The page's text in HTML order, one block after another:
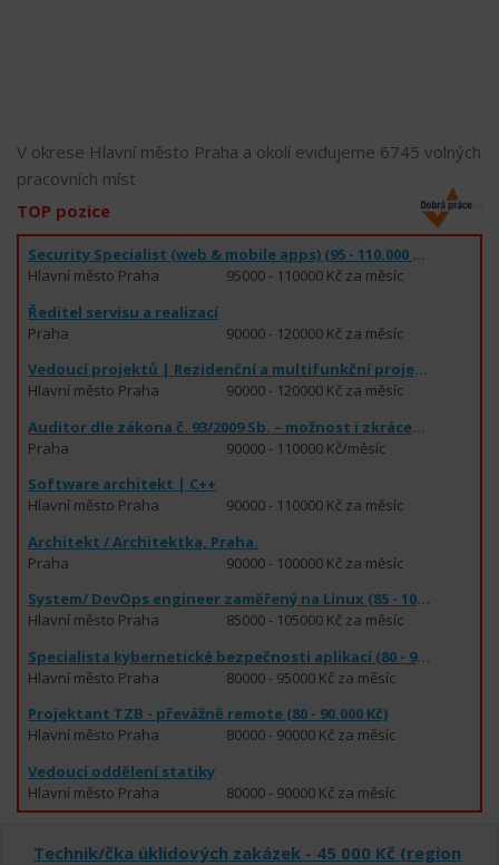
V okrese Hlavní město Praha a okolí evidujeme 6745 volných
pracovních míst
TOP pozice
Security Specialist (web & mobile apps) (95 - 110.000 Kč)
Hlavní město Praha
95000 - 110000 Kč za měsíc
Ředitel servisu a realizací
Praha
90000 - 120000 Kč za měsíc
Vedoucí projektů | Rezidenční a multifunkční projekty
Hlavní město Praha
90000 - 120000 Kč za měsíc
Praha
90000 - 110000 Kč/měsíc
Software architekt | C++
Hlavní město Praha
90000 - 110000 Kč za měsíc
Architekt / Architektka, Praha.
Praha
90000 - 100000 Kč za měsíc
System/ DevOps engineer zaměřený na Linux (85 - 105.000 Kč)
Hlavní město Praha
85000 - 105000 Kč za měsíc
Specialista kybernetické bezpečnosti aplikací (80 - 95.000 Kč)
Hlavní město Praha
80000 - 95000 Kč za měsíc
Projektant TZB - převážně remote (80 - 90.000 Kč)
Hlavní město Praha
80000 - 90000 Kč za měsíc
Vedoucí oddělení statiky
Hlavní město Praha
80000 - 90000 Kč za měsíc
Technik/čka úklidových zakázek - 45 000 Kč (region